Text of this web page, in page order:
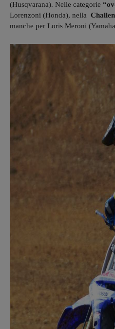
(Husqvarana). Nelle categorie
Lorenzoni (Honda), nella
manche per Loris Meroni